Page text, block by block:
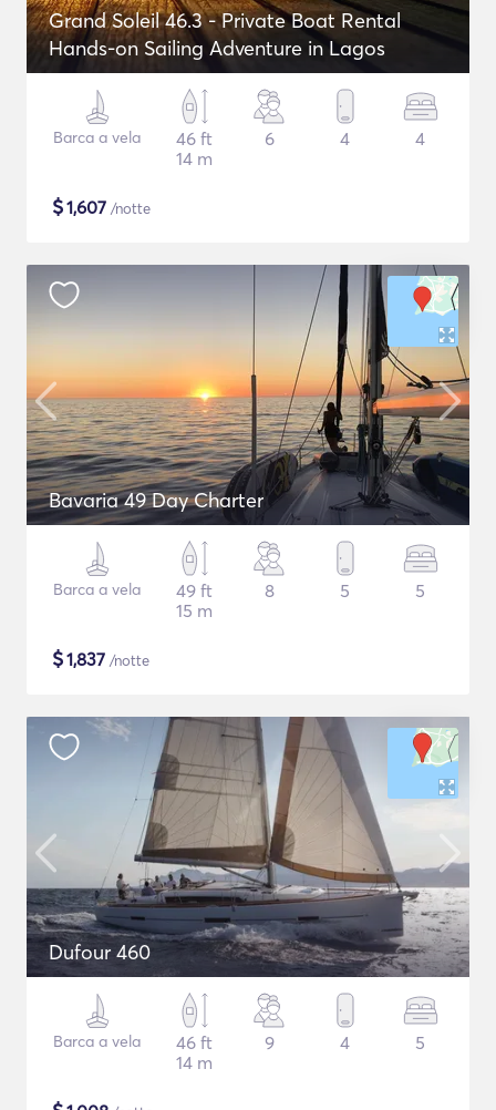
Grand Soleil 46.3 - Private Boat Rental
Hands-on Sailing Adventure in Lagos
Barca a vela
46 ft
14 m
6 4 4
$1,607 /notte
Bavaria 49 Day Charter
Barca a vela
49 ft
15 m
8 5 5
$1,837 /notte
Dufour 460
Barca a vela
46 ft
14 m
9 4 5